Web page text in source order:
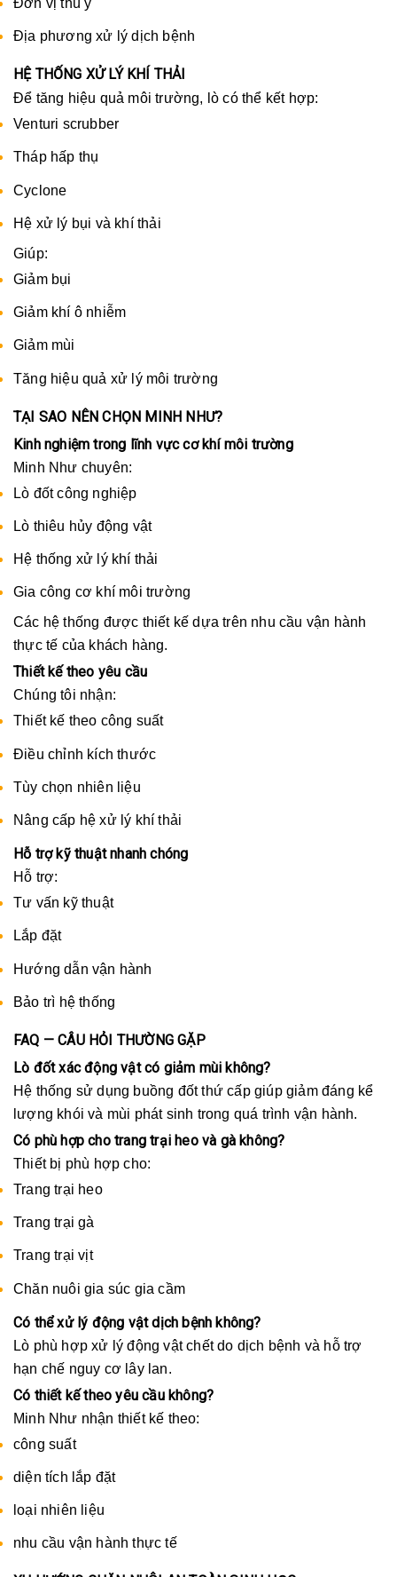
Địa phương xử lý dịch bệnh
HỆ THỐNG XỬ LÝ KHÍ THẢI
Để tăng hiệu quả môi trường, lò có thể kết hợp:
Venturi scrubber
Tháp hấp thụ
Cyclone
Hệ xử lý bụi và khí thải
Giúp:
Giảm bụi
Giảm khí ô nhiễm
Giảm mùi
Tăng hiệu quả xử lý môi trường
TẠI SAO NÊN CHỌN MINH NHƯ?
Kinh nghiệm trong lĩnh vực cơ khí môi trường
Minh Như chuyên:
Lò đốt công nghiệp
Lò thiêu hủy động vật
Hệ thống xử lý khí thải
Gia công cơ khí môi trường
Các hệ thống được thiết kế dựa trên nhu cầu vận hành
thực tế của khách hàng.
Thiết kế theo yêu cầu
Chúng tôi nhận:
Thiết kế theo công suất
Điều chỉnh kích thước
Tùy chọn nhiên liệu
Nâng cấp hệ xử lý khí thải
Hỗ trợ kỹ thuật nhanh chóng
Hỗ trợ:
Tư vấn kỹ thuật
Lắp đặt
Hướng dẫn vận hành
Bảo trì hệ thống
FAQ — CÂU HỎI THƯỜNG GẶP
Lò đốt xác động vật có giảm mùi không?
Hệ thống sử dụng buồng đốt thứ cấp giúp giảm đáng kể
lượng khói và mùi phát sinh trong quá trình vận hành.
Có phù hợp cho trang trại heo và gà không?
Thiết bị phù hợp cho:
Trang trại heo
Trang trại gà
Trang trại vịt
Chăn nuôi gia súc gia cầm
Có thể xử lý động vật dịch bệnh không?
Lò phù hợp xử lý động vật chết do dịch bệnh và hỗ trợ
hạn chế nguy cơ lây lan.
Có thiết kế theo yêu cầu không?
Minh Như nhận thiết kế theo:
công suất
diện tích lắp đặt
loại nhiên liệu
nhu cầu vận hành thực tế